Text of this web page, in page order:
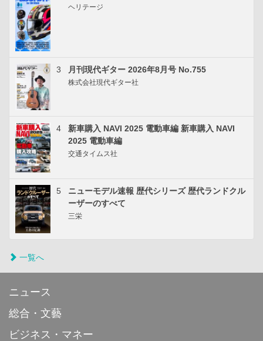
ヘリテージ
3 月刊現代ギター 2026年8月号 No.755
株式会社現代ギター社
4
新車購入 NAVI 2025 電動車編 新車購入 NAVI
2025 電動車編
交通タイムス社
5
ニューモデル速報 歴代シリーズ 歴代ランドクル
ーザーのすべて
三栄
一覧へ
ニュース
総合・文藝
ビジネス・マネー